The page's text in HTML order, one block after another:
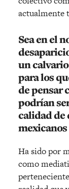
actualmente
Sea en el
un
para los
de pensar
podrían
calidad de
Ha sido por
como